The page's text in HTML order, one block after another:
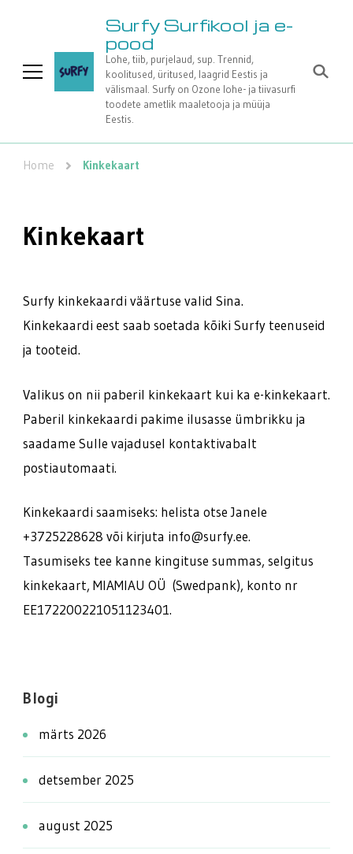
Surfy Surfikool ja e-
pood
Lohe, tiib, purjelaud, sup. Trennid,
koolitused, üritused, laagrid Eestis ja
välismaal. Surfy on Ozone lohe- ja tiivasurfi
toodete ametlik maaletooja ja müüja
Eestis.
Home Kinkekaart
Kinkekaart
Surfy kinkekaardi väärtuse valid Sina.
Kinkekaardi eest saab soetada kõiki Surfy teenuseid
ja tooteid.
Valikus on nii paberil kinkekaart kui ka e-kinkekaart.
Paberil kinkekaardi pakime ilusasse ümbrikku ja
saadame Sulle vajadusel kontaktivabalt
postiautomaati.
Kinkekaardi saamiseks: helista otse Janele
+3725228628 või kirjuta info@surfy.ee.
Tasumiseks tee kanne kingituse summas, selgitus
kinkekaart, MIAMIAU OÜ (Swedpank), konto nr
EE172200221051123401.
Blogi
märts 2026
detsember 2025
august 2025